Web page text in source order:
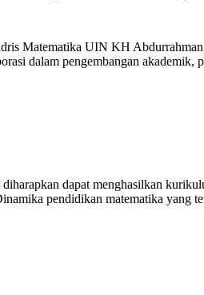
Matematika UIN KH
dalam pengembangan akademik,
dapat menghasilkan
pendidikan matematika yang